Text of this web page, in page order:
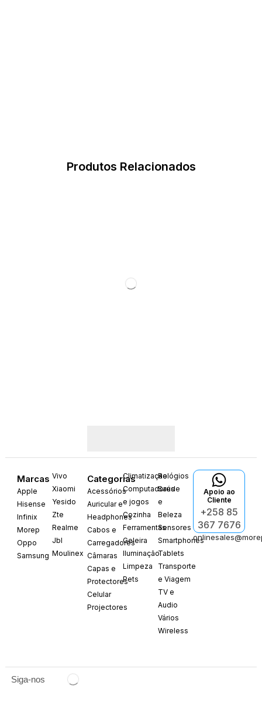
Produtos Relacionados
Marcas
Apple
Hisense
Infinix
Morep
Oppo
Samsung
Vivo
Xiaomi
Yesido
Zte
Realme
Jbl
Moulinex
Categorias
Acessórios
Auricular e
Headphones
Cabos e
Carregadores
Câmaras
Capas e
Protectores
Celular
Projectores
Climatização
Computadores
e jogos
Cozinha
Ferramentas
Geleira
Iluminação
Limpeza
Pets
Relógios
Saúde
e
Beleza
Sensores
Smartphones
Tablets
Transporte
e Viagem
TV e
Audio
Vários
Wireless
Apoio ao
Cliente
+258 85
367 7676
Siga-nos